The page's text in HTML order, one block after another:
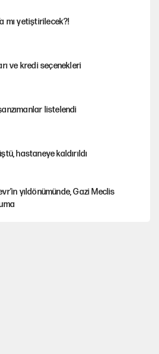
mı yetiştirilecek?!
ve kredi seçenekleri
listelendi
hastaneye kaldırıldı
yıldönümünde, Gazi Meclis